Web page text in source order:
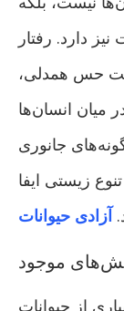
دارد. رفتار
حس همدلی،
میان انسان‌ها
جانوری
زیستی ایفا
آزادی حیوانات
موجود
از حیوانات